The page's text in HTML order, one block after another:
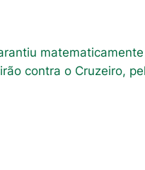
contra o Cruzeiro,